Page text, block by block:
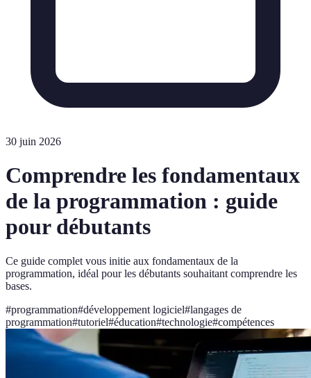
30 juin 2026
Comprendre les fondamentaux
de la programmation : guide
pour débutants
Ce guide complet vous initie aux fondamentaux de la
programmation, idéal pour les débutants souhaitant comprendre les
bases.
#programmation#développement logiciel#langages de
programmation#tutoriel#éducation#technologie#compétences